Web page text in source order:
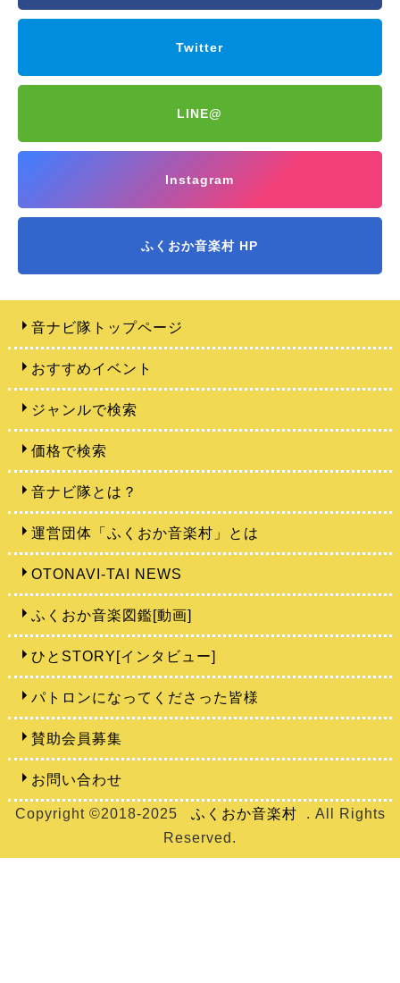
Twitter
LINE@
Instagram
ふくおか音楽村 HP
音ナビ隊トップページ
おすすめイベント
ジャンルで検索
価格で検索
音ナビ隊とは？
運営団体「ふくおか音楽村」とは
OTONAVI-TAI NEWS
ふくおか音楽図鑑[動画]
ひとSTORY[インタビュー]
パトロンになってくださった皆様
賛助会員募集
お問い合わせ
Copyright ©2018-2025 ふくおか音楽村
. All Rights
Reserved.